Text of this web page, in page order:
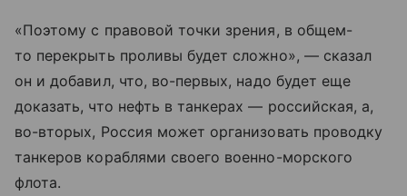
«Поэтому с правовой точки зрения, в общем-
то перекрыть проливы будет сложно», — сказал
он и добавил, что, во-первых, надо будет еще
доказать, что нефть в танкерах — российская, а,
во-вторых, Россия может организовать проводку
танкеров кораблями своего военно-морского
флота.